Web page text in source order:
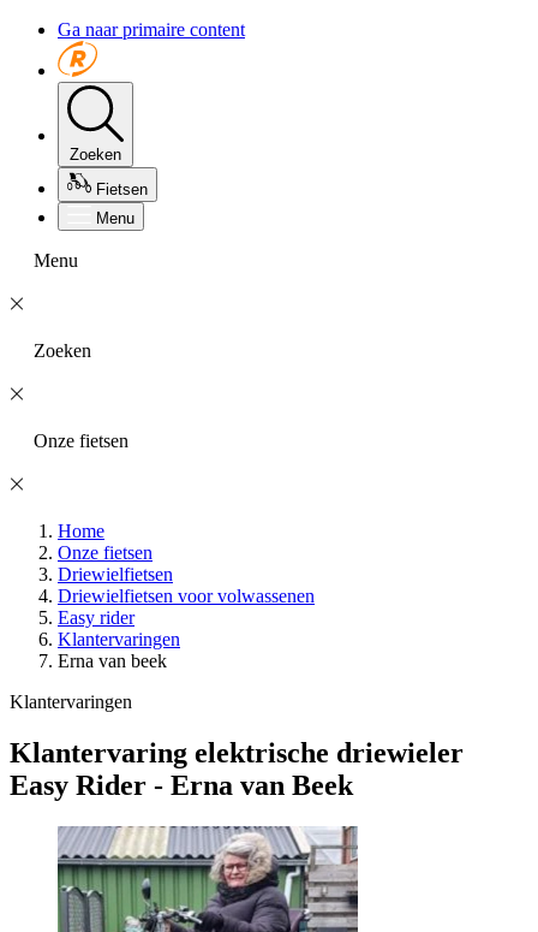
Ga naar primaire content
Zoeken
Fietsen
Menu
Menu
Zoeken
Onze fietsen
Home
Onze fietsen
Driewielfietsen
Driewielfietsen voor volwassenen
Easy rider
Klantervaringen
Erna van beek
Klantervaringen
Klantervaring elektrische driewieler
Easy Rider - Erna van Beek